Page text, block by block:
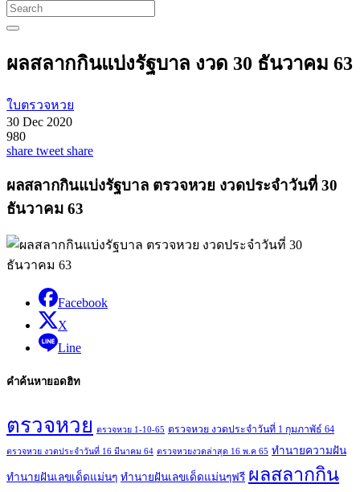
ผลสลากกินแบ่งรัฐบาล งวด 30 ธันวาคม 63
ใบตรวจหวย
30 Dec 2020
980
share tweet share
ผลสลากกินแบ่งรัฐบาล ตรวจหวย งวดประจำวันที่ 30
ธันวาคม 63
Facebook
X
Line
คำค้นหายอดฮิท
ตรวจหวย ตรวจหวย 1-10-65 ตรวจหวย งวดประจำวันที่ 1 กุมภาพัธ์ 64
ตรวจหวย งวดประจำวันที่ 16 มีนาคม 64 ตรวจหวยงวดล่าสุด 16 พ.ค 65 ทํานายความฝัน
ทํานายฝันเลขเด็ดแม่นๆ ทํานายฝันเลขเด็ดแม่นๆฟรี ผลสลากกิน